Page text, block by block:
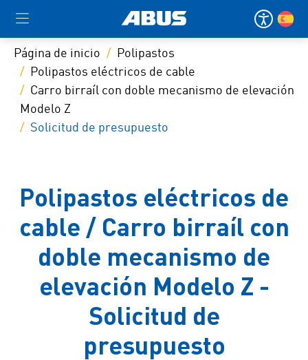
Página de inicio
Polipastos
Polipastos eléctricos de cable
Carro birraíl con doble mecanismo de elevación
Modelo Z
Solicitud de presupuesto
Polipastos eléctricos de
cable / Carro birraíl con
doble mecanismo de
elevación Modelo Z -
Solicitud de
presupuesto